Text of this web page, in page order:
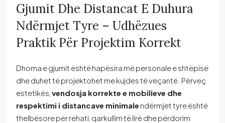
Gjumit Dhe Distancat E Duhura
Ndërmjet Tyre – Udhëzues
Praktik Për Projektim Korrekt
Dhoma e gjumit është hapësira më personale e shtëpisë
dhe duhet të projektohet me kujdes të veçantë. Përveç
estetikës, vendosja korrekte e mobilieve dhe
respektimi i distancave minimale ndërmjet tyre është
thelbësore për rehati, qarkullim të lirë dhe përdorim